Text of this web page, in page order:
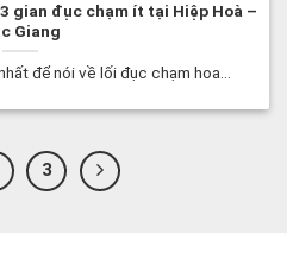
gian đục chạm ít tại Hiệp Hoà –
Giang
để nói về lối đục chạm hoa...
3